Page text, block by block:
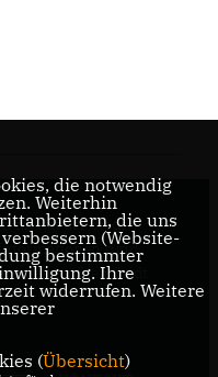
im Rat der Stadt
rund
zweitgrößten Stadt
die notwendig
Weiterhin
die uns
(Website-
bestimmter
Ihre
widerrufen. Weitere
(Übersicht)